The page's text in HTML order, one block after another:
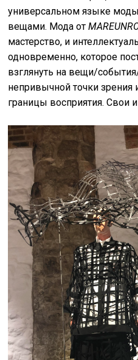
универсальном языке
вещами. Мода от
мастерство, и
одновременно, которое
взглянуть на вещи/
непривычной точки зрения
границы восприятия. Свои